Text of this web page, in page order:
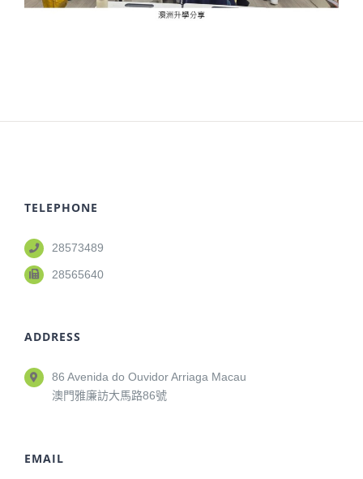
TELEPHONE
28573489
28565640
ADDRESS
86 Avenida do Ouvidor Arriaga Macau
澳門雅廉訪大馬路86號
EMAIL